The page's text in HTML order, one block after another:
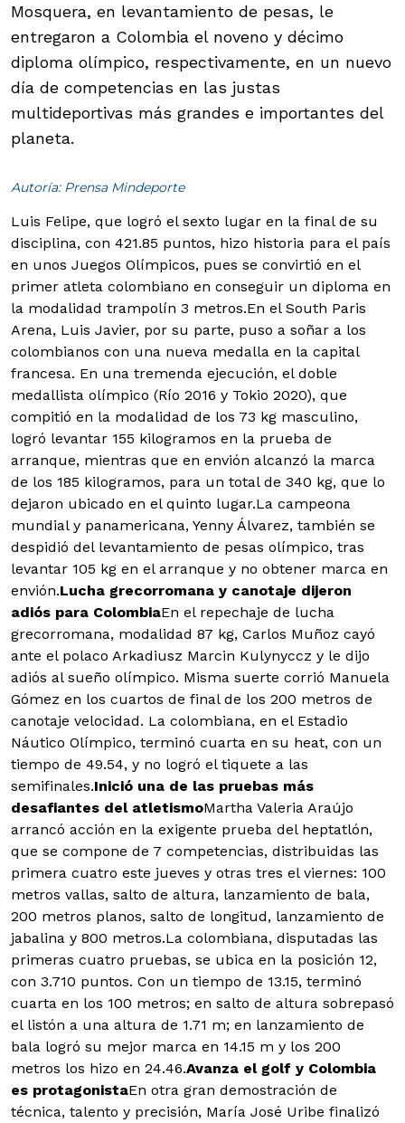
Mosquera, en levantamiento de pesas, le
entregaron a Colombia el noveno y décimo
diploma olímpico, respectivamente, en un nuevo
día de competencias en las justas
multideportivas más grandes e importantes del
planeta.
Autoría: Prensa Mindeporte
Luis Felipe, que logró el sexto lugar en la final de su
disciplina, con 421.85 puntos, hizo historia para el país
en unos Juegos Olímpicos, pues se convirtió en el
primer atleta colombiano en conseguir un diploma en
la modalidad trampolín 3 metros.En el South Paris
Arena, Luis Javier, por su parte, puso a soñar a los
colombianos con una nueva medalla en la capital
francesa. En una tremenda ejecución, el doble
medallista olímpico (Río 2016 y Tokio 2020), que
compitió en la modalidad de los 73 kg masculino,
logró levantar 155 kilogramos en la prueba de
arranque, mientras que en envión alcanzó la marca
de los 185 kilogramos, para un total de 340 kg, que lo
dejaron ubicado en el quinto lugar.La campeona
mundial y panamericana, Yenny Álvarez, también se
despidió del levantamiento de pesas olímpico, tras
levantar 105 kg en el arranque y no obtener marca en
envión.Lucha grecorromana y canotaje dijeron
adiós para ColombiaEn el repechaje de lucha
grecorromana, modalidad 87 kg, Carlos Muñoz cayó
ante el polaco Arkadiusz Marcin Kulynyccz y le dijo
adiós al sueño olímpico. Misma suerte corrió Manuela
Gómez en los cuartos de final de los 200 metros de
canotaje velocidad. La colombiana, en el Estadio
Náutico Olímpico, terminó cuarta en su heat, con un
tiempo de 49.54, y no logró el tiquete a las
semifinales.Inició una de las pruebas más
desafiantes del atletismoMartha Valeria Araújo
arrancó acción en la exigente prueba del heptatlón,
que se compone de 7 competencias, distribuidas las
primera cuatro este jueves y otras tres el viernes: 100
metros vallas, salto de altura, lanzamiento de bala,
200 metros planos, salto de longitud, lanzamiento de
jabalina y 800 metros.La colombiana, disputadas las
primeras cuatro pruebas, se ubica en la posición 12,
con 3.710 puntos. Con un tiempo de 13.15, terminó
cuarta en los 100 metros; en salto de altura sobrepasó
el listón a una altura de 1.71 m; en lanzamiento de
bala logró su mejor marca en 14.15 m y los 200
metros los hizo en 24.46.Avanza el golf y Colombia
es protagonistaEn otra gran demostración de
técnica, talento y precisión, María José Uribe finalizó